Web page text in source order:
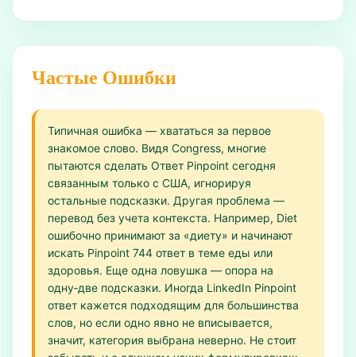
Частые Ошибки
Типичная ошибка — хвататься за первое
знакомое слово. Видя Congress, многие
пытаются сделать Ответ Pinpoint сегодня
связанным только с США, игнорируя
остальные подсказки. Другая проблема —
перевод без учета контекста. Например, Diet
ошибочно принимают за «диету» и начинают
искать Pinpoint 744 ответ в теме еды или
здоровья. Еще одна ловушка — опора на
одну‑две подсказки. Иногда LinkedIn Pinpoint
ответ кажется подходящим для большинства
слов, но если одно явно не вписывается,
значит, категория выбрана неверно. Не стоит